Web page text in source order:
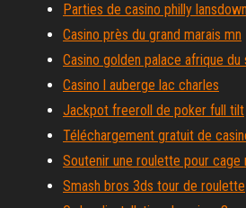
Parties de casino philly
Casino près du grand marais mn
Casino golden palace afrique du
Casino l auberge lac charles
Jackpot freeroll de poker full tilt
Téléchargement gratuit de
Soutenir une roulette pour cage
Smash bros 3ds tour de roulette